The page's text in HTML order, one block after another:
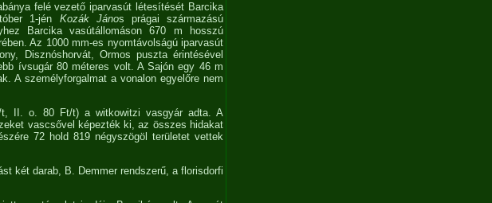
felé vezető iparvasút létesítését Barcika
1-jén Kozák János prágai származású
Barcika vasútállomáson 670 m hosszú
Az 1000 mm-es nyomtávolságú iparvasút
Disznóshorvát, Ormos puszta érintésével
ívsugár 80 méteres volt. A Sajón egy 46 m
A személyforgalmat a vonalon egyelőre nem
II. o. 80 Ft/t) a witkowitzi vasgyár adta. A
vascsővel képezték ki, az összes hidakat
72 hold 819 négyszögöl területet vettek
két darab, B. Demmer rendszerű, a florisdorfi